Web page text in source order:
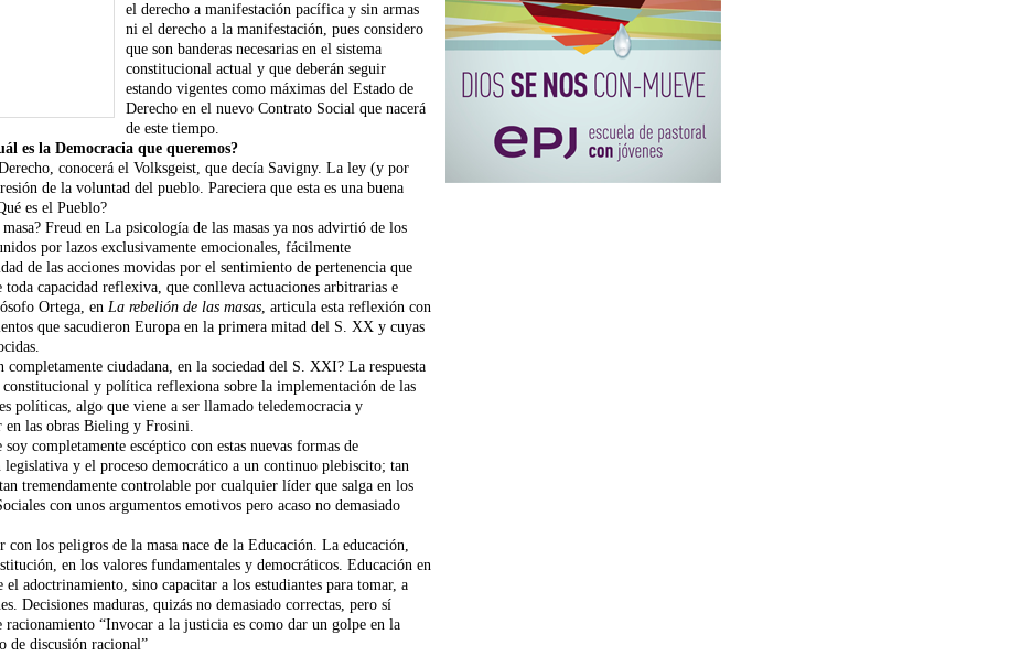
el derecho a manifestación pacífica y sin armas
ni el derecho a la manifestación, pues considero
que son banderas necesarias en el sistema
constitucional actual y que deberán seguir
estando vigentes como máximas del Estado de
Derecho en el nuevo Contrato Social que nacerá
de este tiempo.
es la Democracia que queremos?
conocerá el Volksgeist, que decía Savigny. La ley (y por
de la voluntad del pueblo. Pareciera que esta es una buena
es el Pueblo?
Freud en La psicología de las masas ya nos advirtió de los
por lazos exclusivamente emocionales, fácilmente
de las acciones movidas por el sentimiento de pertenencia que
capacidad reflexiva, que conlleva actuaciones arbitrarias e
Ortega, en La rebelión de las masas, articula esta reflexión con
que sacudieron Europa en la primera mitad del S. XX y cuyas
ciudadana, en la sociedad del S. XXI? La respuesta
y política reflexiona sobre la implementación de las
políticas, algo que viene a ser llamado teledemocracia y
en las obras Bieling y Frosini.
completamente escéptico con estas nuevas formas de
y el proceso democrático a un continuo plebiscito; tan
tremendamente controlable por cualquier líder que salga en los
con unos argumentos emotivos pero acaso no demasiado
los peligros de la masa nace de la Educación. La educación,
en los valores fundamentales y democráticos. Educación en
adoctrinamiento, sino capacitar a los estudiantes para tomar, a
Decisiones maduras, quizás no demasiado correctas, pero sí
racionamiento “Invocar a la justicia es como dar un golpe en la
de discusión racional”